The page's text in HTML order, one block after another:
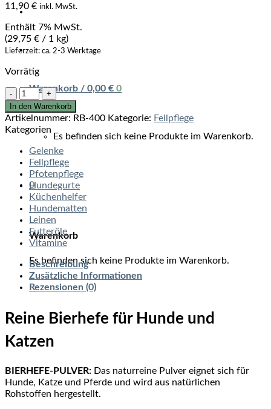
Warenkorb / 0,00 € 0
Es befinden sich keine Produkte im Warenkorb.
0
Warenkorb
Es befinden sich keine Produkte im Warenkorb.
11,90 € inkl. MwSt.
Enthält 7% MwSt.
(29,75 € / 1 kg)
Lieferzeit: ca. 2-3 Werktage
Vorrätig
Reine
Bierhefe
400
g
Menge
In den Warenkorb
Artikelnummer: RB-400 Kategorie: Fellpflege
Kategorien
Gelenke
Fellpflege
Pfotenpflege
Hundegurte
Küchenhelfer
Hundematten
Leinen
Futteröle
Vitamine
Beschreibung
Zusätzliche Informationen
Rezensionen (0)
Reine Bierhefe für Hunde und
Katzen
BIERHEFE-PULVER: Das naturreine Pulver eignet sich für
Hunde, Katze und Pferde und wird aus natürlichen
Rohstoffen hergestellt.